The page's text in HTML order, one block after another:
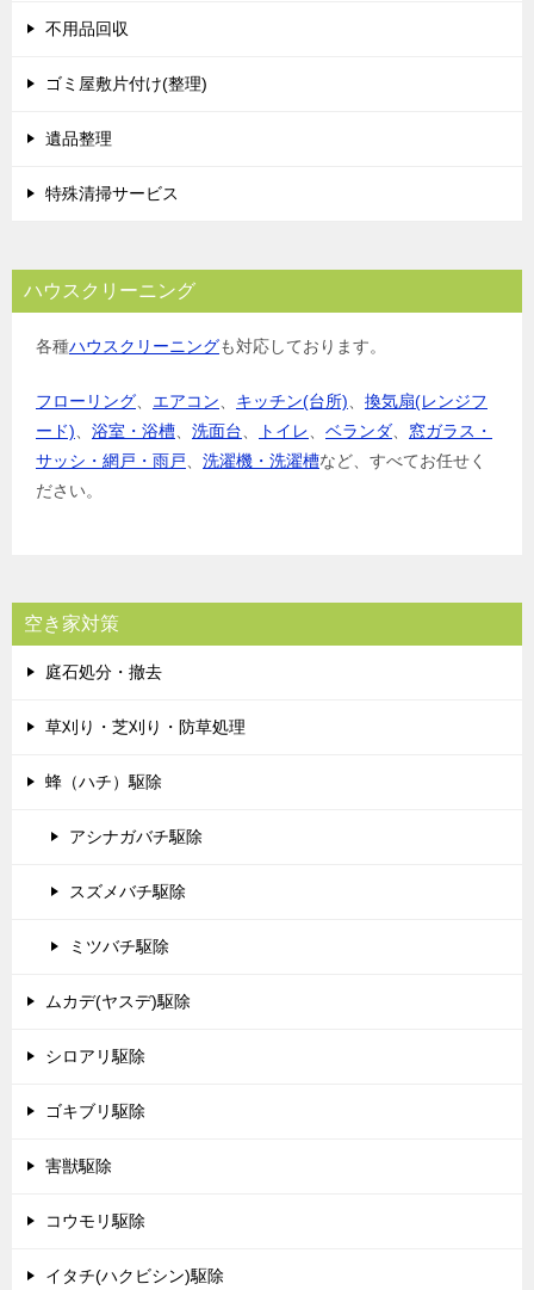
シ 不用品回収
ゴミ屋敷片付け(整理)
遺品整理
特殊清掃サービス
ハウスクリーニング
各種ハウスクリーニングも対応しております。
フローリング エアコン キッチン(台所)
換気扇(レンジフ
ード)
浴室・浴槽 洗面台 トイレ ベランダ
窓ガラス・
サッシ・網戸・雨戸
洗濯機・洗濯槽など、すべてお任せく
ださい。
空き家対策
庭石処分・撤去
草刈り・芝刈り・防草処理
蜂（ハチ）駆除
アシナガバチ駆除
スズメバチ駆除
ミツバチ駆除
ムカデ(ヤスデ)駆除
シロアリ駆除
ゴキブリ駆除
害獣駆除
コウモリ駆除
イタチ(ハクビシン)駆除